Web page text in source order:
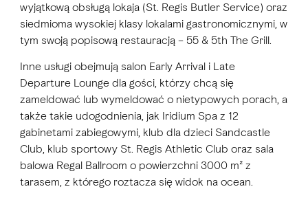
wyjątkową obsługą lokaja (St. Regis Butler Service) oraz
siedmioma wysokiej klasy lokalami gastronomicznymi, w
tym swoją popisową restauracją – 55 & 5th The Grill.
Inne usługi obejmują salon Early Arrival i Late
Departure Lounge dla gości, którzy chcą się
zameldować lub wymeldować o nietypowych porach, a
także takie udogodnienia, jak Iridium Spa z 12
gabinetami zabiegowymi, klub dla dzieci Sandcastle
Club, klub sportowy St. Regis Athletic Club oraz sala
balowa Regal Ballroom o powierzchni 3000 m² z
tarasem, z którego roztacza się widok na ocean.